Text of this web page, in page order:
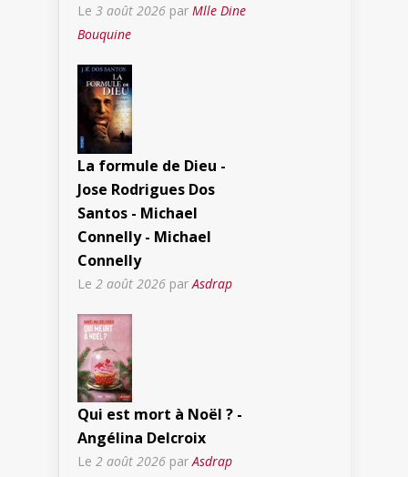
Le 3 août 2026 par Mlle Dine
Bouquine
La formule de Dieu -
Jose Rodrigues Dos
Santos - Michael
Connelly - Michael
Connelly
Le 2 août 2026 parAsdrap
Qui est mort à Noël ? -
Angélina Delcroix
Le 2 août 2026 parAsdrap